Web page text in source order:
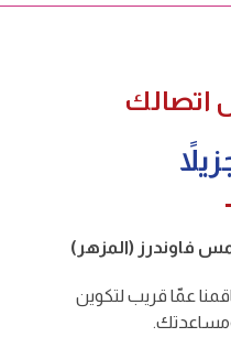
اتصالك
فاوندرز (المزهر)
عمّا قريب لتكوين